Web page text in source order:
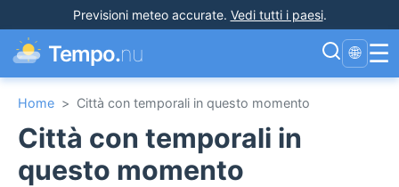
Previsioni meteo accurate. Vedi tutti i paesi.
Tempo.nu 🌐 ☰
Home > Città con temporali in questo momento
Città con temporali in
questo momento